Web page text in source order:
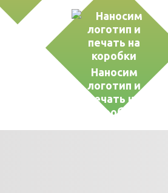
Наносим
логотип и
печать на
коробки